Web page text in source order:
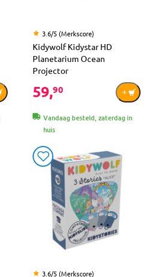
3.6/5 (Merkscore)
Kidywolf Kidystar HD
Planetarium Ocean
Projector
59,90
Vandaag besteld, zaterdag in
huis
3.6/5 (Merkscore)